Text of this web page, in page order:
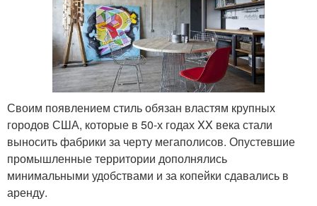
Своим появлением стиль обязан властям крупных
городов США, которые в 50-х годах XX века стали
выносить фабрики за черту мегаполисов. Опустевшие
промышленные территории дополнялись
минимальными удобствами и за копейки сдавались в
аренду.